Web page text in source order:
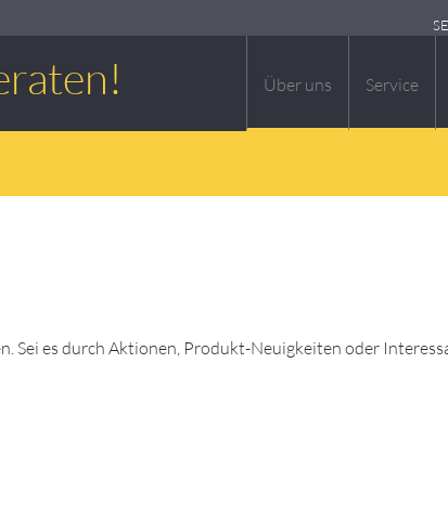
Über uns Service
Sei es durch Aktionen, Produkt-Neuigkeiten oder